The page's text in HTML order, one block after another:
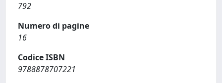
792
Numero di pagine
16
Codice ISBN
9788878707221